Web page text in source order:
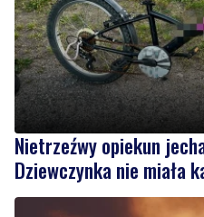
Nietrzeźwy opiekun
Dziewczynka nie miała